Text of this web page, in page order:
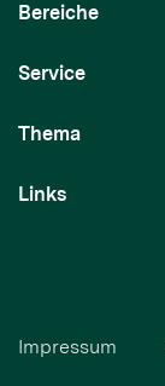
Bereiche
Service
Thema
Links
Impressum